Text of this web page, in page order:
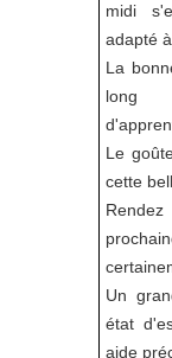
midi
adapté
La
long
Le
cette
Un
état
aide